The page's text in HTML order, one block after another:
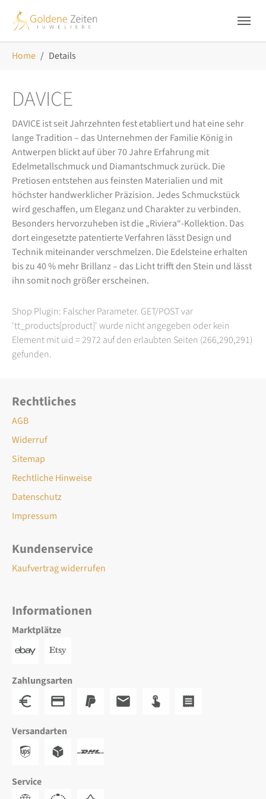
Home Details
DAVICE
DAVICE ist seit Jahrzehnten fest etabliert und hat eine sehr
lange Tradition – das Unternehmen der Familie König in
Antwerpen blickt auf über 70 Jahre Erfahrung mit
Edelmetallschmuck und Diamantschmuck zurück. Die
Pretiosen entstehen aus feinsten Materialien und mit
höchster handwerklicher Präzision. Jedes Schmuckstück
wird geschaffen, um Eleganz und Charakter zu verbinden.
Besonders hervorzuheben ist die „Riviera“-Kollektion. Das
dort eingesetzte patentierte Verfahren lässt Design und
Technik miteinander verschmelzen. Die Edelsteine erhalten
bis zu 40 % mehr Brillanz – das Licht trifft den Stein und lässt
ihn somit noch größer erscheinen.
Shop Plugin: Falscher Parameter. GET/POST var
'tt_products[product]' wurde nicht angegeben oder kein
Element mit uid = 2972 auf den erlaubten Seiten (266,290,291)
gefunden.
Rechtliches
AGB
Widerruf
Sitemap
Rechtliche Hinweise
Datenschutz
Impressum
Kundenservice
Kaufvertrag widerrufen
Informationen
Marktplätze
Zahlungsarten
Versandarten
Service